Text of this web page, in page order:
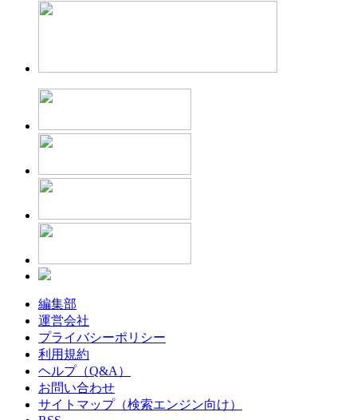
編集部
運営会社
プライバシーポリシー
利用規約
ヘルプ（Q&A）
お問い合わせ
サイトマップ（検索エンジン向け）